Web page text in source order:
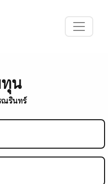
น
ณรินทร์